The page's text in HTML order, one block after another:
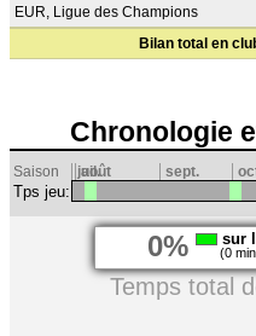
EUR, Ligue des Champions
Bilan total en
Chronologie
Saison juil.
août sept.
Tps jeu:
0% sur
(0
Temps total